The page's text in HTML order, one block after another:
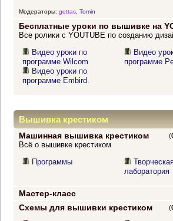
Модераторы: gettas, Tomin
Бесплатные уроки по вышивке на
Все ролики с YOUTUBE по созданию
Видео уроки по
программе Wilcom
Видео уроки по
программе Embird.
Видео
программе
Вышивка крестиком
Машинная вышивка крестиком (
Всё о вышивке крестиком
Программы
лаборатория
Мастер-класс
Схемы для вышивки крестиком
(